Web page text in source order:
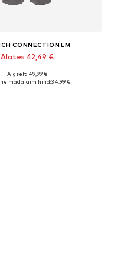
CONNECTION LM
Alates 42,49 €
suurused: 36-38, 40-42, 44-46
Algselt: 49,99 €
madalaim hind:34,99 €